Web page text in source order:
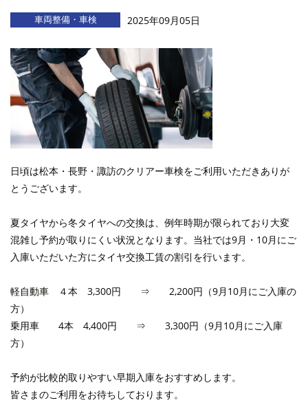
車両整備・車検 2025年09月05日
日頃は松本・長野・諏訪のクリアー車検をご利用いただきありが
とうございます。
夏タイヤから冬タイヤへの交換は、例年時期が限られており大変
混雑し予約が取りにくい状況となります。当社では9月・10月にご
入庫いただいた方にタイヤ交換工賃の割引を行います。
軽自動車 ４本 3,300円 ⇒ 2,200円（9月10月にご入庫の
方）
乗用車 4本 4,400円 ⇒ 3,300円（9月10月にご入庫
方）
予約が比較的取りやすい早期入庫をおすすめします。
皆さまのご利用をお待ちしております。